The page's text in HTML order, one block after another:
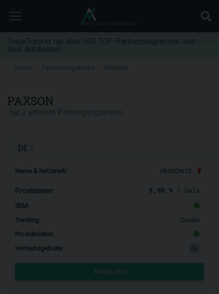
TradeTracker hat über 500 TOP-Partnerprogramme und
Real Attribution!
Home Partnerprogramme
PAXSON
DE
Name & Netzwerk: PAXSON DE
Provisionen: 8,00 % / Sale
SEM:
Tracking:
Cookie
Produktdaten:
Vertriebsgebiete:
ANMELDEN